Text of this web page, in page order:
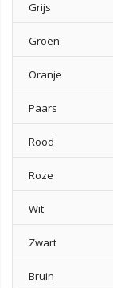
Grijs
Groen
Oranje
Paars
Rood
Roze
Wit
Zwart
Bruin